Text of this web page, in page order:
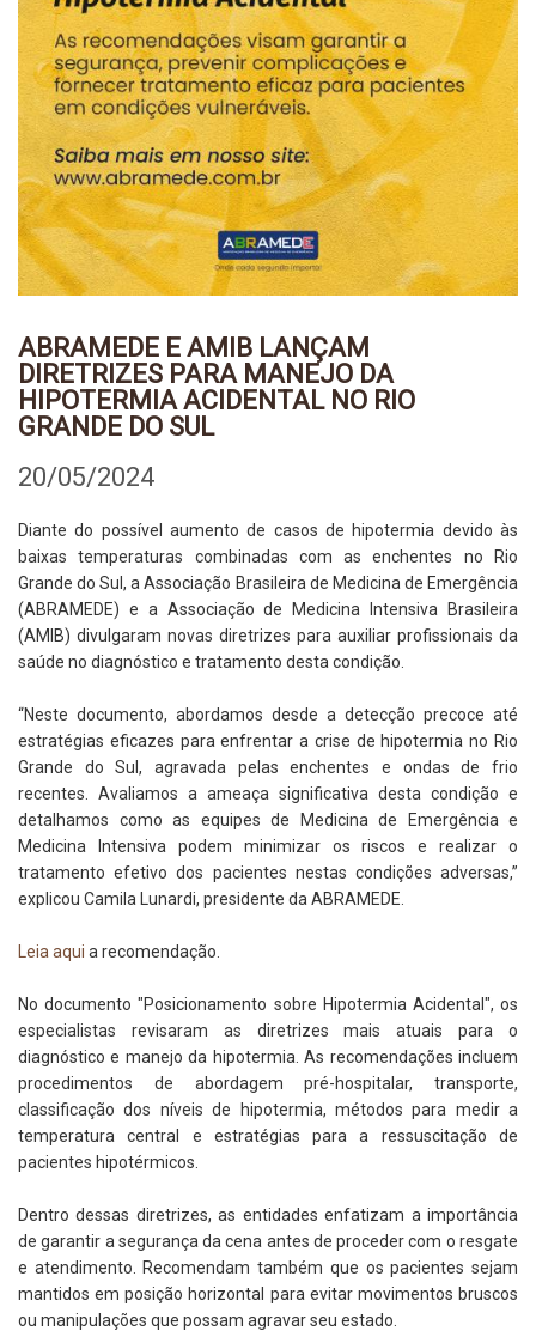
ABRAMEDE E AMIB LANÇAM
DIRETRIZES PARA MANEJO DA
HIPOTERMIA ACIDENTAL NO RIO
GRANDE DO SUL
20/05/2024
Diante do possível aumento de casos de hipotermia devido às
baixas temperaturas combinadas com as enchentes no Rio
Grande do Sul, a Associação Brasileira de Medicina de Emergência
(ABRAMEDE) e a Associação de Medicina Intensiva Brasileira
(AMIB) divulgaram novas diretrizes para auxiliar profissionais da
saúde no diagnóstico e tratamento desta condição.
“Neste documento, abordamos desde a detecção precoce até
estratégias eficazes para enfrentar a crise de hipotermia no Rio
Grande do Sul, agravada pelas enchentes e ondas de frio
recentes. Avaliamos a ameaça significativa desta condição e
detalhamos como as equipes de Medicina de Emergência e
Medicina Intensiva podem minimizar os riscos e realizar o
tratamento efetivo dos pacientes nestas condições adversas,”
explicou Camila Lunardi, presidente da ABRAMEDE.
Leia aqui a recomendação.
No documento "Posicionamento sobre Hipotermia Acidental", os
especialistas revisaram as diretrizes mais atuais para o
diagnóstico e manejo da hipotermia. As recomendações incluem
procedimentos de abordagem pré-hospitalar, transporte,
classificação dos níveis de hipotermia, métodos para medir a
temperatura central e estratégias para a ressuscitação de
pacientes hipotérmicos.
Dentro dessas diretrizes, as entidades enfatizam a importância
de garantir a segurança da cena antes de proceder com o resgate
e atendimento. Recomendam também que os pacientes sejam
mantidos em posição horizontal para evitar movimentos bruscos
ou manipulações que possam agravar seu estado.